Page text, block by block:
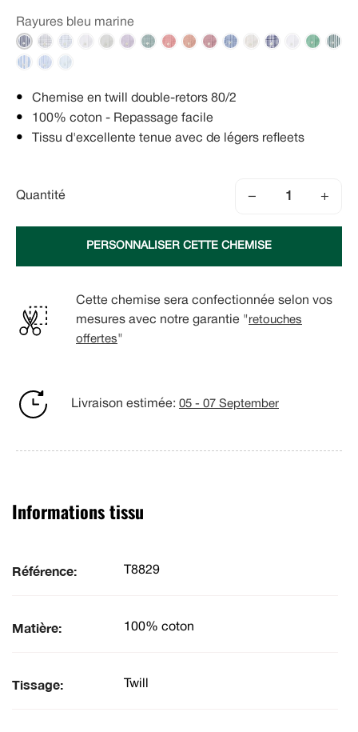
Rayures bleu marine
Chemise en twill double-retors 80/2
100% coton - Repassage facile
Tissu d'excellente tenue avec de légers refleets
Quantité − +
PERSONNALISER CETTE CHEMISE
Cette chemise sera confectionnée selon vos
mesures avec notre garantie " retouches
offertes"
Livraison estimée: 05 - 07 September
Informations tissu
Référence: T8829
Matière: 100% coton
Tissage: Twill